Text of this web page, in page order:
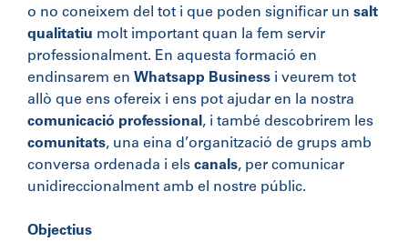
o no coneixem del tot i que poden significar un salt
qualitatiu molt important quan la fem servir
professionalment. En aquesta formació en
endinsarem en Whatsapp Business i veurem tot
allò que ens ofereix i ens pot ajudar en la nostra
comunicació professional, i també descobrirem les
comunitats, una eina d’organització de grups amb
conversa ordenada i els canals, per comunicar
unidireccionalment amb el nostre públic.
Objectius